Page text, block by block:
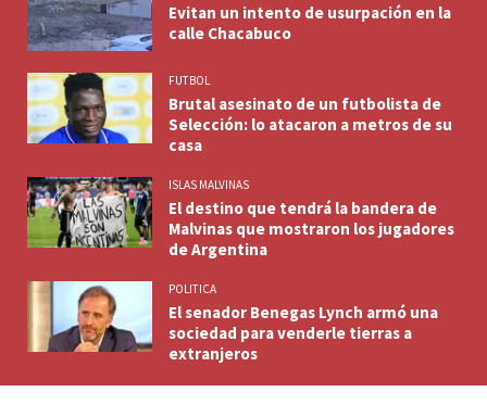
Evitan un intento de usurpación en la
calle Chacabuco
FUTBOL
Brutal asesinato de un futbolista de
Selección: lo atacaron a metros de su
casa
ISLAS MALVINAS
El destino que tendrá la bandera de
Malvinas que mostraron los jugadores
de Argentina
POLITICA
El senador Benegas Lynch armó una
sociedad para venderle tierras a
extranjeros